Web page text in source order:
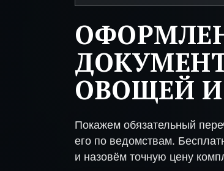
ОВОЩЕЙ
Покажем обязательный
его по ведомствам.
и назовём точную цену